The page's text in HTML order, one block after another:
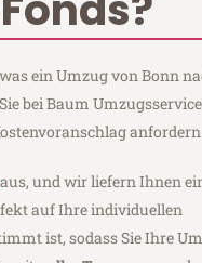
ein Umzug von Bonn
bei Baum Umzugsservice
anfordern.
aus, und wir liefern Ihnen
auf Ihre individuellen
ist, sodass Sie Ihre